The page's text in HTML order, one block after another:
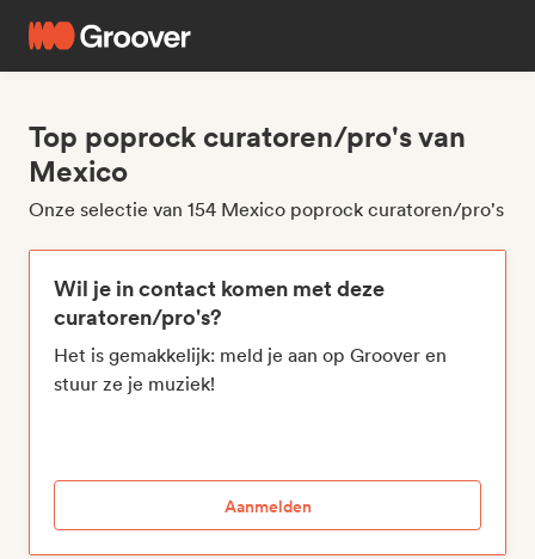
Top poprock curatoren/pro's van
Mexico
Onze selectie van 154 Mexico poprock curatoren/pro's
Wil je in contact komen met deze
curatoren/pro's?
Het is gemakkelijk: meld je aan op Groover en
stuur ze je muziek!
Aanmelden